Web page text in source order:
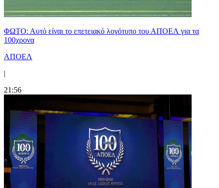
ΦΩΤΟ: Αυτό είναι το επετειακό λογότυπο του ΑΠΟΕΛ για τα
100χρονα
ΑΠΟΕΛ
|
21:56